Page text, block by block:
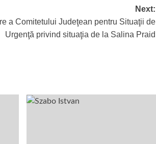
Next:
a Comitetului Judeţean pentru Situaţii de
Urgenţă privind situaţia de la Salina Praid